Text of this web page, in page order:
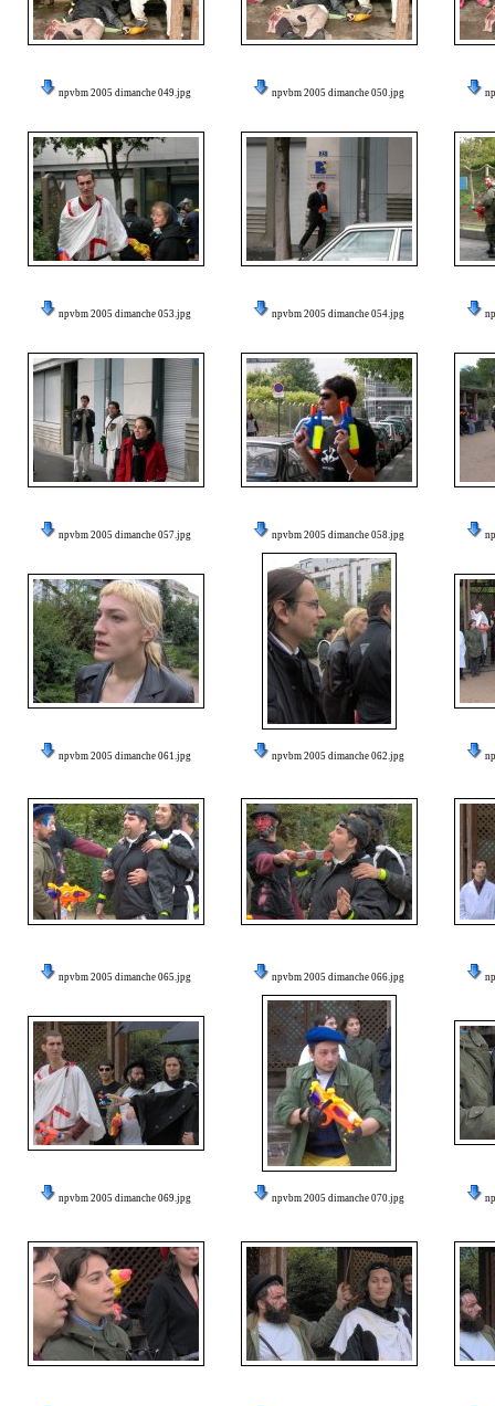
npvbm 2005 dimanche 049.jpg npvbm 2005 dimanche 050.jpg
npvbm 2005 dimanche 053.jpg npvbm 2005 dimanche 054.jpg
npvbm 2005 dimanche 057.jpg npvbm 2005 dimanche 058.jpg
npvbm 2005 dimanche 061.jpg npvbm 2005 dimanche 062.jpg
npvbm 2005 dimanche 065.jpg npvbm 2005 dimanche 066.jpg
npvbm 2005 dimanche 069.jpg npvbm 2005 dimanche 070.jpg